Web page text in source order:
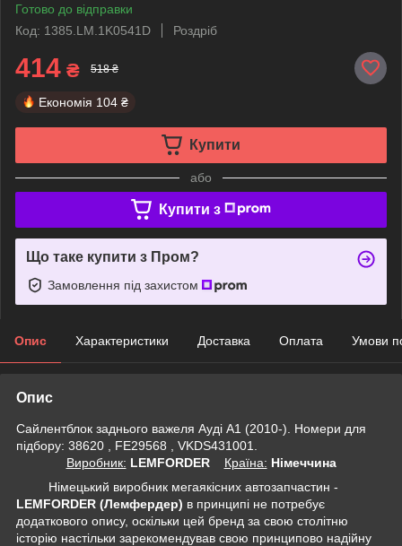
Готово до відправки
Код: 1385.LM.1K0541D
Роздріб
414 ₴ 518 ₴
Економія 104 ₴
Купити
або
Купити з
Що таке купити з Пром?
Замовлення під захистом
Опис Характеристики Доставка Оплата Умови
Опис
Сайлентблок заднього важеля Ауді А1 (2010-). Номери для
підбору: 38620 , FE29568 , VKDS431001.
Виробник: LEMFORDER Крaїна: Німеччина
Німецький виробник мегаякісних автозапчастин -
LEMFORDER (Лемфердер) в принципі не потребує
додаткового опису, оскільки цей бренд за свою столітню
історію настільки зарекомендував свою принципово надійну